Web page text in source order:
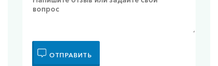
ОТПРАВИТЬ